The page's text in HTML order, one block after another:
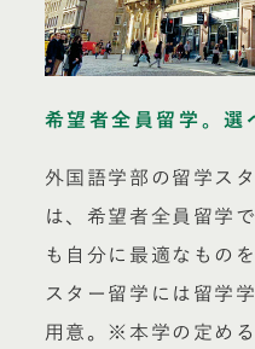
希望者全員留学。選
外国語学部の留学ス
は、希望者全員留学
も自分に最適なもの
スター留学には留学
用意。※本学の定め